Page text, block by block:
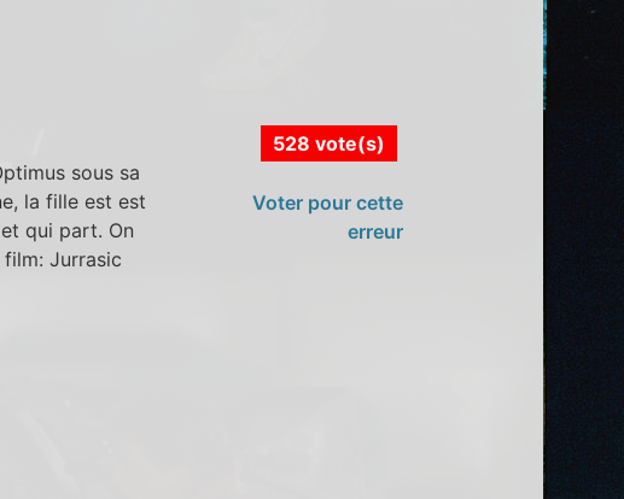
sous sa
la fille est est
qui part. On
Jurrasic
528 vote(s)
Voter pour cette
erreur